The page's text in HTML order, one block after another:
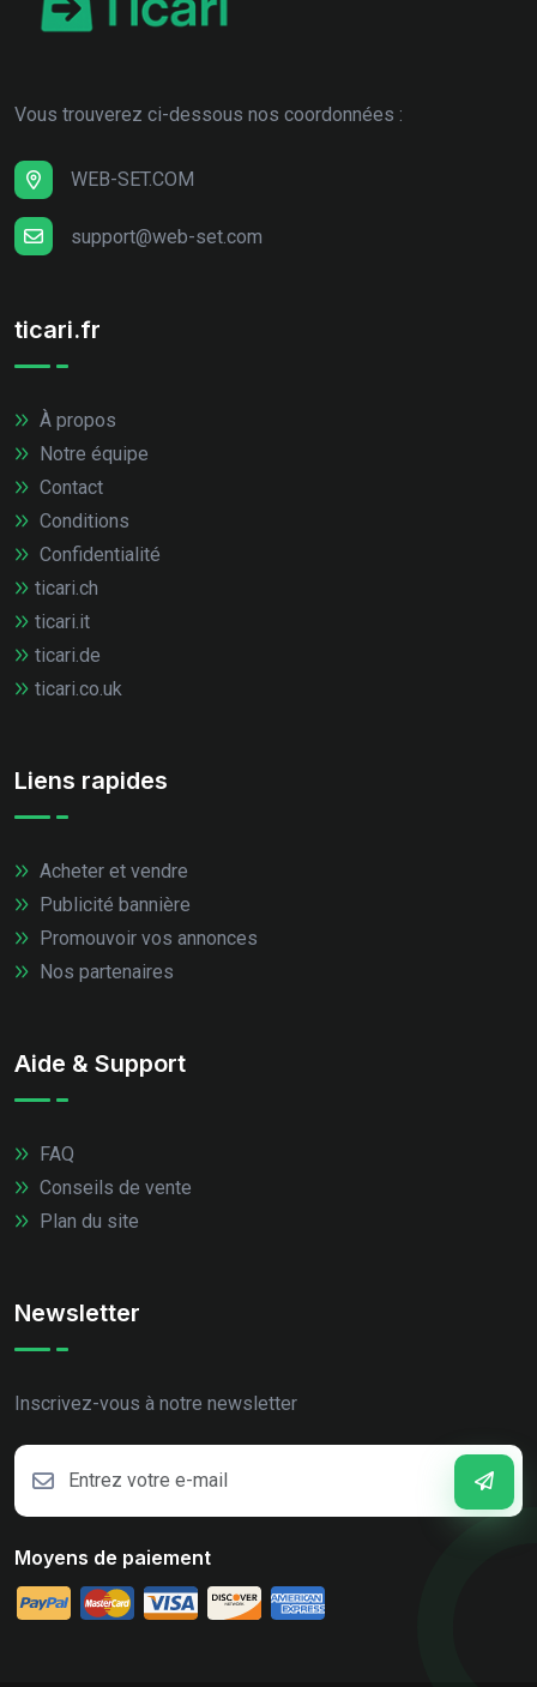
Vous trouverez ci-dessous nos coordonnées :
WEB-SET.COM
support@web-set.com
ticari.fr
À propos
Notre équipe
Contact
Conditions
Confidentialité
ticari.ch
ticari.it
ticari.de
ticari.co.uk
Liens rapides
Acheter et vendre
Publicité bannière
Promouvoir vos annonces
Nos partenaires
Aide & Support
FAQ
Conseils de vente
Plan du site
Newsletter
Inscrivez-vous à notre newsletter
Moyens de paiement